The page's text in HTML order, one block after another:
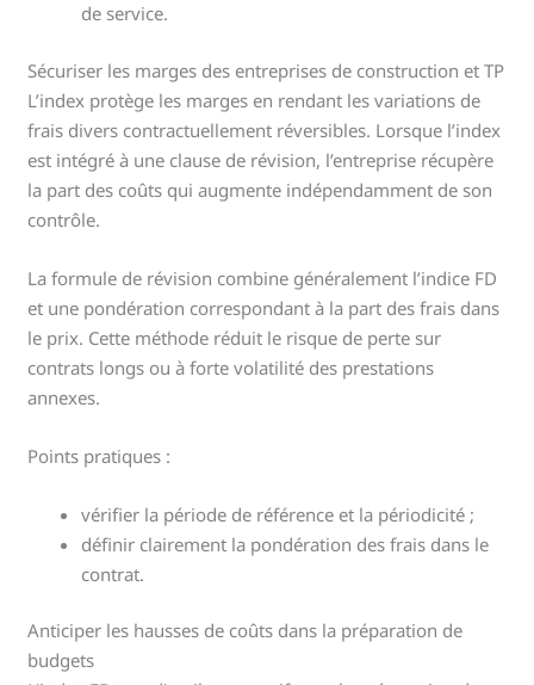
de service.
Sécuriser les marges des entreprises de construction et TP
L’index protège les marges en rendant les variations de
frais divers contractuellement réversibles. Lorsque l’index
est intégré à une clause de révision, l’entreprise récupère
la part des coûts qui augmente indépendamment de son
contrôle.
La formule de révision combine généralement l’indice FD
et une pondération correspondant à la part des frais dans
le prix. Cette méthode réduit le risque de perte sur
contrats longs ou à forte volatilité des prestations
annexes.
Points pratiques :
vérifier la période de référence et la périodicité ;
définir clairement la pondération des frais dans le
contrat.
Anticiper les hausses de coûts dans la préparation de
budgets